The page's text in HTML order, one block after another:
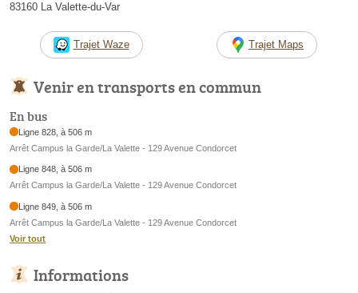
83160 La Valette-du-Var
Trajet Waze Trajet Maps
Venir en transports en commun
En bus
Ligne 828, à 506 m
Arrêt Campus la Garde/La Valette - 129 Avenue Condorcet
Ligne 848, à 506 m
Arrêt Campus la Garde/La Valette - 129 Avenue Condorcet
Ligne 849, à 506 m
Arrêt Campus la Garde/La Valette - 129 Avenue Condorcet
Voir tout
Informations